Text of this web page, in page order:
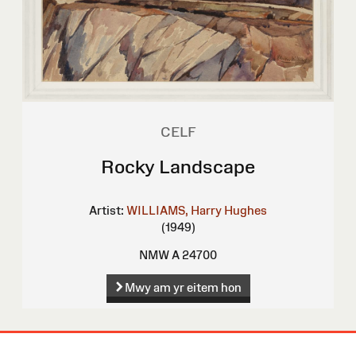
CELF
Rocky Landscape
Artist: WILLIAMS, Harry Hughes
(1949)
NMW A 24700
Mwy am yr eitem hon